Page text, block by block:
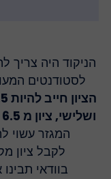
היה צריך
לסטודנטים
חייב להיות 5.5 עד 7.
ציון מ 6.5 מקובל בדרך כלל
המגזר עשוי
לקבל ציון
בוודאי תבינו